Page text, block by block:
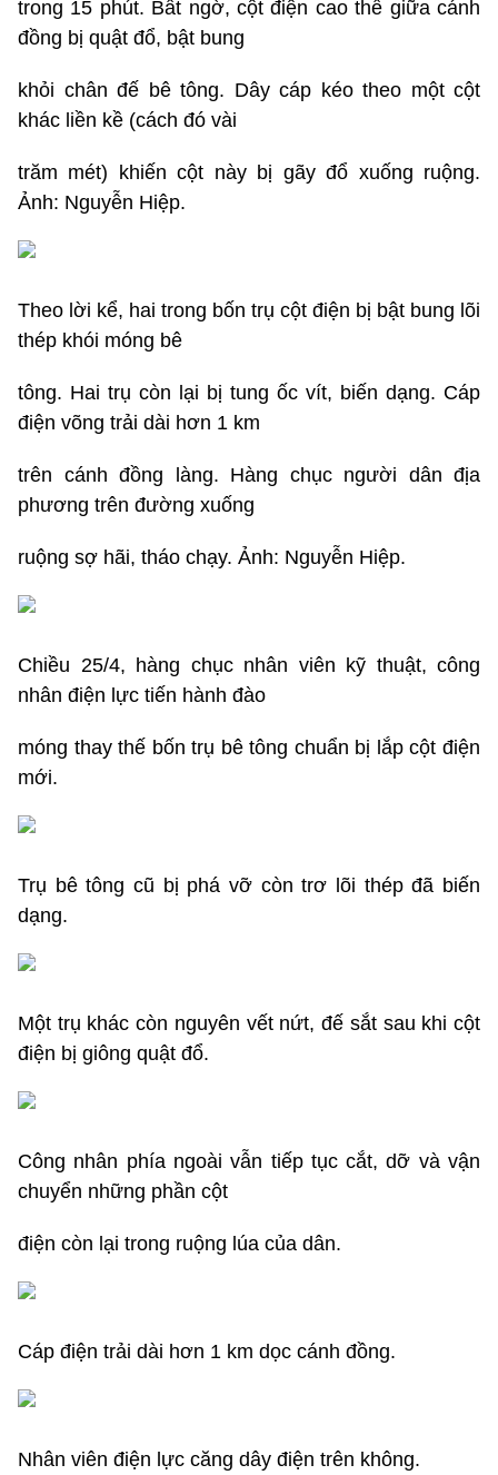
trong 15 phút. Bất ngờ, cột điện cao thế giữa cánh
đồng bị quật đổ, bật bung
khỏi chân đế bê tông. Dây cáp kéo theo một cột
khác liền kề (cách đó vài
trăm mét) khiến cột này bị gãy đổ xuống ruộng.
Ảnh: Nguyễn Hiệp.
Theo lời kể, hai trong bốn trụ cột điện bị bật bung lõi
thép khói móng bê
tông. Hai trụ còn lại bị tung ốc vít, biến dạng. Cáp
điện võng trải dài hơn 1 km
trên cánh đồng làng. Hàng chục người dân địa
phương trên đường xuống
ruộng sợ hãi, tháo chạy. Ảnh: Nguyễn Hiệp.
Chiều 25/4, hàng chục nhân viên kỹ thuật, công
nhân điện lực tiến hành đào
móng thay thế bốn trụ bê tông chuẩn bị lắp cột điện
mới.
Trụ bê tông cũ bị phá vỡ còn trơ lõi thép đã biến
dạng.
Một trụ khác còn nguyên vết nứt, đế sắt sau khi cột
điện bị giông quật đổ.
Công nhân phía ngoài vẫn tiếp tục cắt, dỡ và vận
chuyển những phần cột
điện còn lại trong ruộng lúa của dân.
Cáp điện trải dài hơn 1 km dọc cánh đồng.
Nhân viên điện lực căng dây điện trên không.